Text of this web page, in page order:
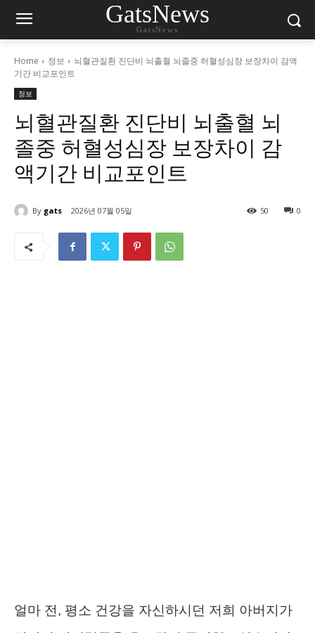
GatsNews
GatsNews
Home 정보
뇌혈관질환 진단비 뇌출혈 뇌졸중 허혈성심장 보장차이 감액
기간 비교포인트
정보
뇌혈관질환 진단비 뇌출혈 뇌
졸중 허혈성심장 보장차이 감
액기간 비교포인트
By gats 2026년 07월 05일 0
50
얼마 전, 평소 건강을 자신하시던 저희 아버지가